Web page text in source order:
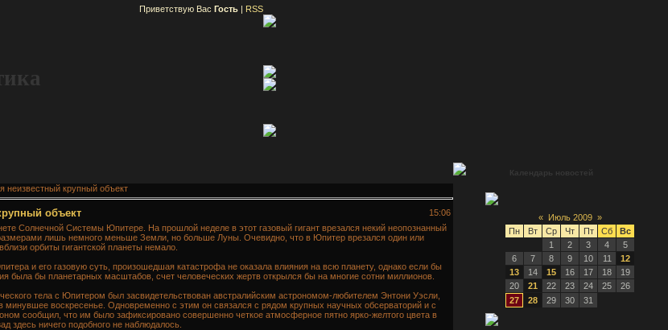
Приветствую Вас Гость | RSS
неизвестный крупный объект
объект
15:06
Солнечной Системы Юпитере. На прошлой неделе в этот газовый гигант врезался некий неопознанный
лишь немного меньше Земли, но больше Луны. Очевидно, что в Юпитер врезался один или
орбиты гигантской планеты немало.
и его газовую суть, произошедшая катастрофа не оказала влияния на всю планету, однако если бы
была бы планетарных масштабов, счет человеческих жертв открылся бы на многие сотни миллионов.
тела с Юпитером был засвидетельствован австралийским астрономом-любителем Энтони Уэсли,
воскресенье. Одновременно с этим он связался с рядом крупных научных обсерваторий и с
сообщил, что им было зафиксировано совершенно четкое атмосферное пятно ярко-желтого цвета в
здесь ничего подобного не наблюдалось.
Календарь новостей
« Июль 2009 »
Пн
Вт Ср Чт Пт Сб
Вс
1
2 3 4
5
6
7 8 9 10 11
12
13
14 15 16 17 18
19
20
21 22 23 24 25
26
27
28 29 30 31